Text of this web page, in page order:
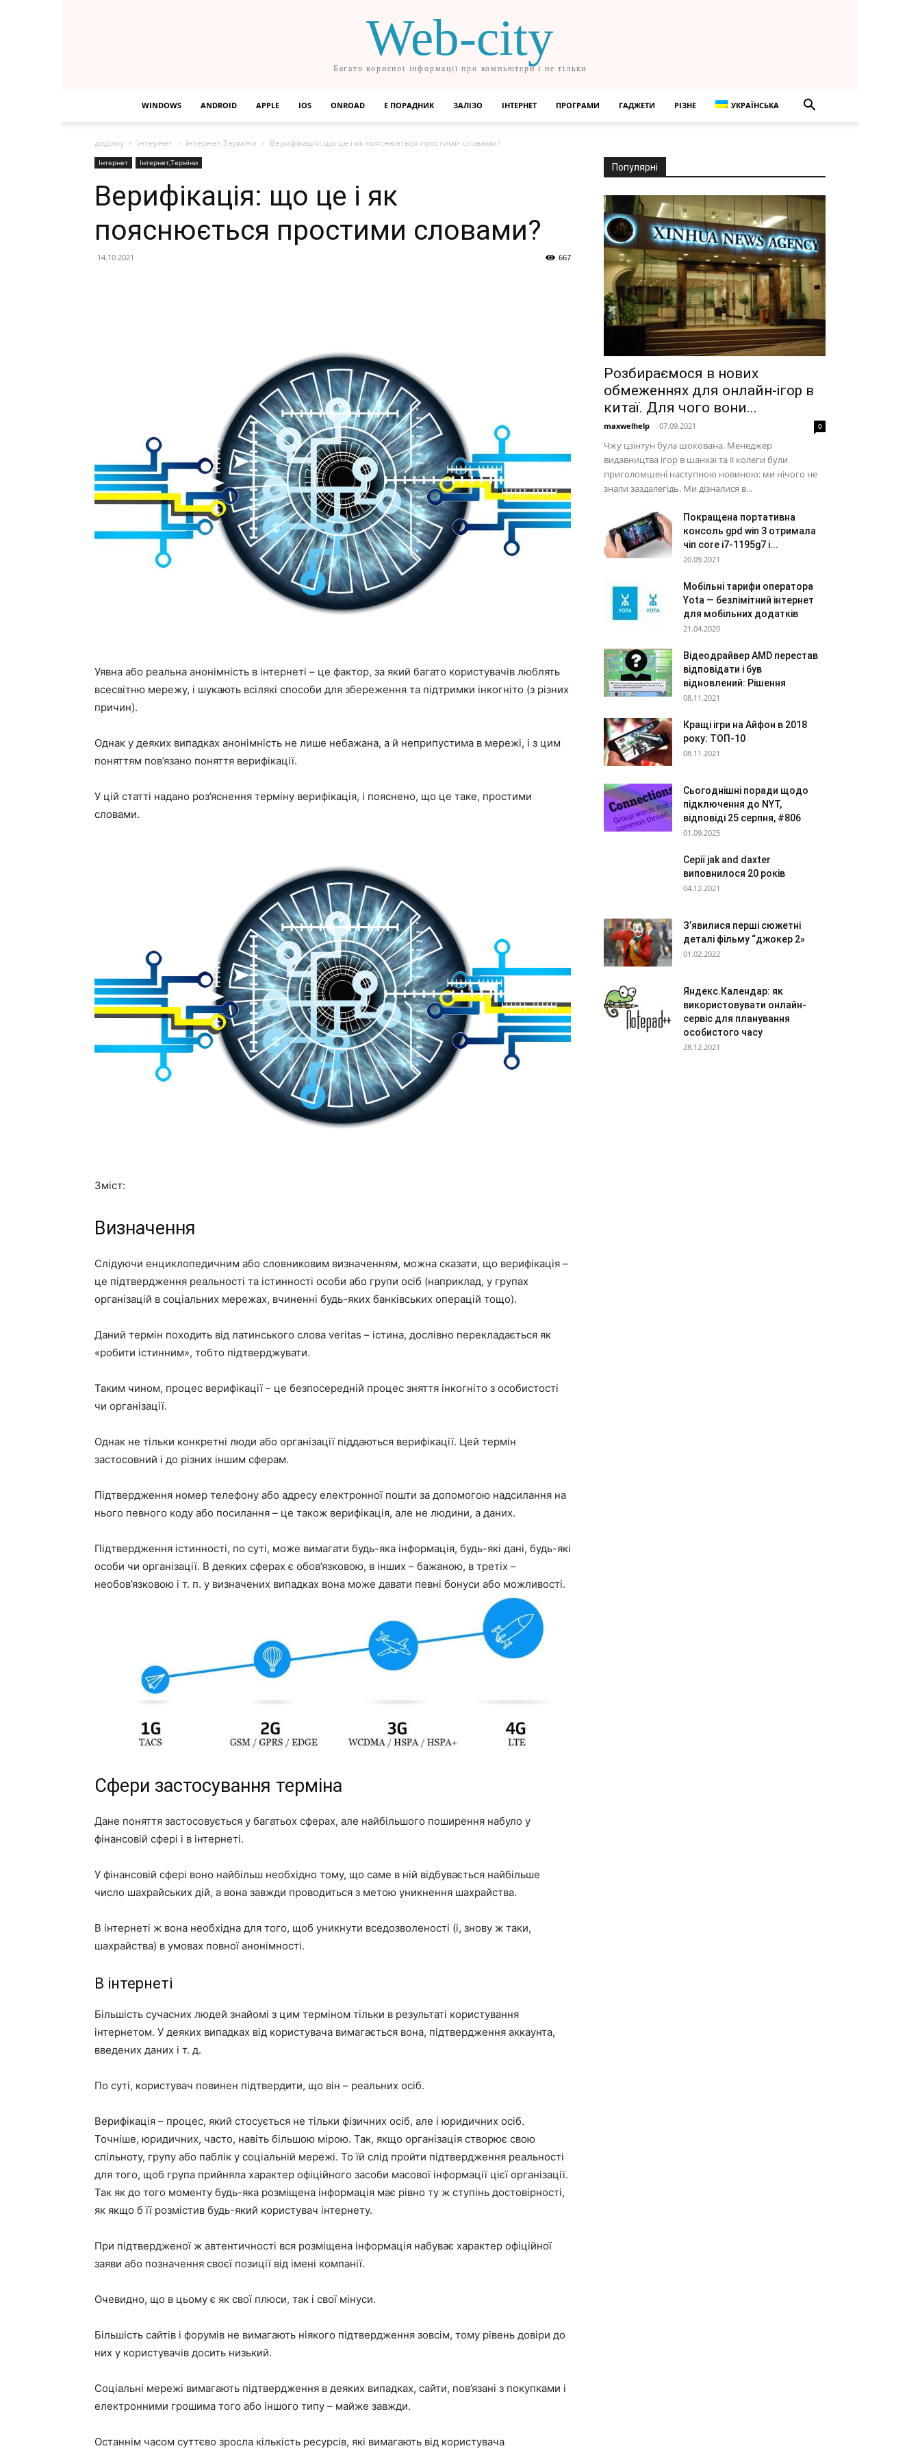
Web-city
Багато корисної інформації про компьютери і не тільки
WINDOWS ANDROID APPLE IOS ONROAD Е ПОРАДНИК ЗАЛІЗО ІНТЕРНЕТ ПРОГРАМИ ГАДЖЕТИ РІЗНЕ УКРАЇНСЬКА
додому Інтернет Інтернет,Терміни Верифікація: що це і як пояснюється простими словами?
Інтернет Інтернет,Терміни
Верифікація: що це і як
пояснюється простими словами?
14.10.2021 667
Уявна або реальна анонімність в інтернеті – це фактор, за який багато користувачів люблять
всесвітню мережу, і шукають всілякі способи для збереження та підтримки інкогніто (з різних
причин).
Однак у деяких випадках анонімність не лише небажана, а й неприпустима в мережі, і з цим
поняттям пов’язано поняття верифікації.
У цій статті надано роз’яснення терміну верифікація, і пояснено, що це таке, простими
словами.
Зміст:
Визначення
Слідуючи енциклопедичним або словниковим визначенням, можна сказати, що верифікація –
це підтвердження реальності та істинності особи або групи осіб (наприклад, у групах
організацій в соціальних мережах, вчиненні будь-яких банківських операцій тощо).
Даний термін походить від латинського слова veritas – істина, дослівно перекладається як
«робити істинним», тобто підтверджувати.
Таким чином, процес верифікації – це безпосередній процес зняття інкогніто з особистості
чи організації.
Однак не тільки конкретні люди або організації піддаються верифікації. Цей термін
застосовний і до різних іншим сферам.
Підтвердження номер телефону або адресу електронної пошти за допомогою надсилання на
нього певного коду або посилання – це також верифікація, але не людини, а даних.
Підтвердження істинності, по суті, може вимагати будь-яка інформація, будь-які дані, будь-які
особи чи організації. В деяких сферах є обов’язковою, в інших – бажаною, в третіх –
необов’язковою і т. п. у визначених випадках вона може давати певні бонуси або можливості.
Сфери застосування терміна
Дане поняття застосовується у багатьох сферах, але найбільшого поширення набуло у
фінансовій сфері і в інтернеті.
У фінансовій сфері воно найбільш необхідно тому, що саме в ній відбувається найбільше
число шахрайських дій, а вона завжди проводиться з метою уникнення шахрайства.
В інтернеті ж вона необхідна для того, щоб уникнути вседозволеності (і, знову ж таки,
шахрайства) в умовах повної анонімності.
В інтернеті
Більшість сучасних людей знайомі з цим терміном тільки в результаті користування
інтернетом. У деяких випадках від користувача вимагається вона, підтвердження аккаунта,
введених даних і т. д.
По суті, користувач повинен підтвердити, що він – реальних осіб.
Верифікація – процес, який стосується не тільки фізичних осіб, але і юридичних осіб.
Точніше, юридичних, часто, навіть більшою мірою. Так, якщо організація створює свою
спільноту, групу або паблік у соціальній мережі. То їй слід пройти підтвердження реальності
для того, щоб група прийняла характер офіційного засоби масової інформації цієї організації.
Так як до того моменту будь-яка розміщена інформація має рівно ту ж ступінь достовірності,
як якщо б її розмістив будь-який користувач інтернету.
При підтвердженої ж автентичності вся розміщена інформація набуває характер офіційної
заяви або позначення своєї позиції від імені компанії.
Очевидно, що в цьому є як свої плюси, так і свої мінуси.
Більшість сайтів і форумів не вимагають ніякого підтвердження зовсім, тому рівень довіри до
них у користувачів досить низький.
Соціальні мережі вимагають підтвердження в деяких випадках, сайти, пов’язані з покупками і
електронними грошима того або іншого типу – майже завжди.
Останнім часом суттєво зросла кількість ресурсів, які вимагають від користувача
Популярні
Розбираємося в нових
обмеженнях для онлайн-ігор в
китаї. Для чого вони...
maxwelhelp - 07.09.2021 0
Чжу цзінтун була шокована. Менеджер
видавництва ігор в шанхаї та її колеги були
приголомшені наступною новиною: ми нічого не
знали заздалегідь. Ми дізналися в...
Покращена портативна
консоль gpd win 3 отримала
чіп core i7-1195g7 і...
20.09.2021
Мобільні тарифи оператора
Yota — безлімітний інтернет
для мобільних додатків
21.04.2020
Відеодрайвер AMD перестав
відповідати і був
відновлений: Рішення
08.11.2021
Кращі ігри на Айфон в 2018
року: ТОП-10
08.11.2021
Сьогоднішні поради щодо
підключення до NYT,
відповіді 25 серпня, #806
01.09.2025
Серії jak and daxter
виповнилося 20 років
04.12.2021
З’явилися перші сюжетні
деталі фільму “джокер 2»
01.02.2022
Яндекс.Календар: як
використовувати онлайн-
сервіс для планування
особистого часу
28.12.2021